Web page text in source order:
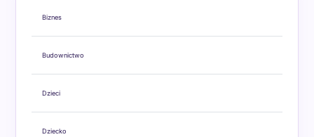
Biznes
Budownictwo
Dzieci
Dziecko